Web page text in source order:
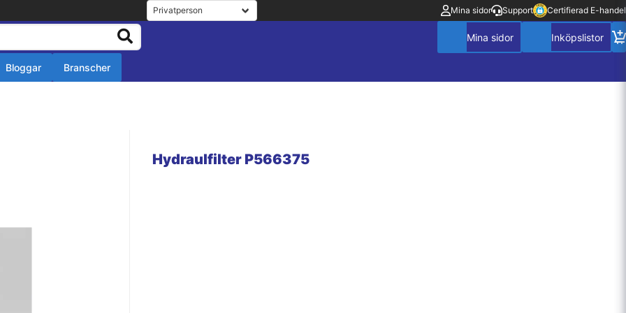
Mina sidor Support Certifierad E-handel
Bloggar Branscher
Hydraulfilter P566375